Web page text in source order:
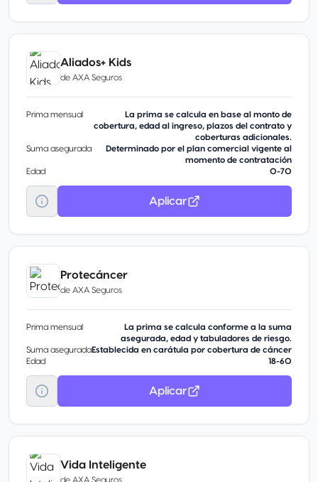
Aliados+ Kids
de AXA Seguros
Prima mensual
La prima se calcula en base al monto de
cobertura, edad al ingreso, plazos del contrato y
coberturas adicionales.
Suma asegurada
Determinado por el plan comercial vigente al
momento de contratación
Edad
0-70
Aplicar
Protecáncer
de AXA Seguros
Prima mensual
La prima se calcula conforme a la suma
asegurada, edad y tabuladores de riesgo.
Suma aseguradaEstablecida en carátula por cobertura de cáncer
Edad
18-60
Aplicar
Vida Inteligente
de AXA Seguros